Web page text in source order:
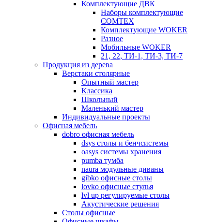
Комплектующие ДВК
Наборы комплектующие
COMTEX
Комплектующие WOKER
Разное
Мобильные WOKER
21, 22, ТИ-1, ТИ-3, ТИ-7
Продукция из дерева
Верстаки столярные
Опытный мастер
Классика
Школьный
Маленький мастер
Индивидуальные проекты
Офисная мебель
dobro офисная мебель
dsys столы и бенчсистемы
oasys системы хранения
pumba тумба
naura модульные диваны
gibko офисные столы
lovko офисные стулья
lvl up регулируемые столы
Акустические решения
Столы офисные